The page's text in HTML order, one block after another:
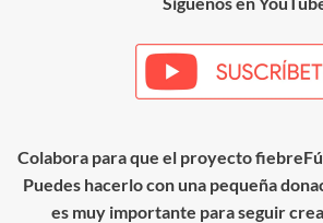
Colabora para que el proyecto
Puedes hacerlo con una pequeña
es muy importante para seguir